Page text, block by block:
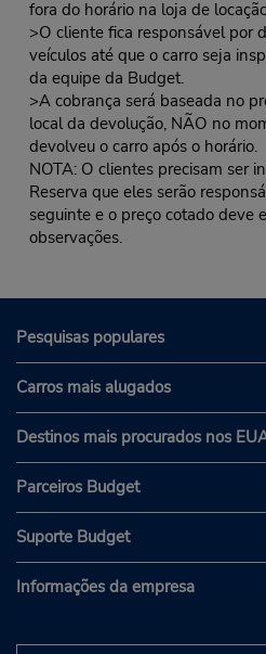
fora do horário na loja de
>O cliente fica responsável por
veículos até que o carro seja
da equipe da Budget.
>A cobrança será baseada no
local da devolução, NÃO no
devolveu o carro após o horário.
NOTA: O clientes precisam ser
Reserva que eles serão
seguinte e o preço cotado deve
observações.
Pesquisas populares
Carros mais alugados
Destinos mais procurados nos
Parceiros Budget
Suporte Budget
Informações da empresa